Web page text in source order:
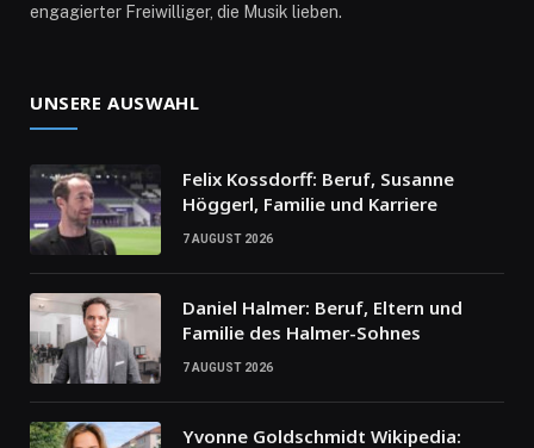
engagierter Freiwilliger, die Musik lieben.
UNSERE AUSWAHL
Felix Kossdorff: Beruf, Susanne
Höggerl, Familie und Karriere
7 AUGUST 2026
Daniel Halmer: Beruf, Eltern und
Familie des Halmer-Sohnes
7 AUGUST 2026
Yvonne Goldschmidt Wikipedia: